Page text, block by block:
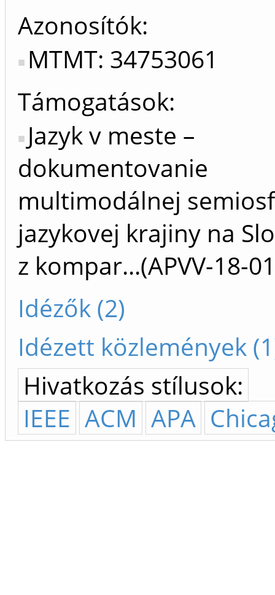
Azonosítók
MTMT: 34753061
Támogatások:
Jazyk v meste –
dokumentovanie
multimodálnej
jazykovej krajiny na
z kompar...(APVV-18-
Idézők (2)
Idézett közlemények
Hivatkozás stílusok:
IEEE ACM APA